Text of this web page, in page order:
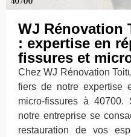
WJ Rénovation
: expertise en
fissures et
Chez WJ Rénovation
fiers de notre expertise
micro-fissures à
notre entreprise se
restauration de vos